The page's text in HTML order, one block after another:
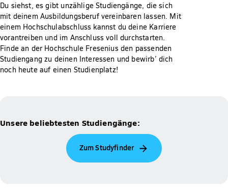
Du siehst, es gibt unzählige Studiengänge, die sich
mit deinem Ausbildungsberuf vereinbaren lassen. Mit
einem Hochschulabschluss kannst du deine Karriere
vorantreiben und im Anschluss voll durchstarten.
Finde an der Hochschule Fresenius den passenden
Studiengang zu deinen Interessen und bewirb’ dich
noch heute auf einen Studienplatz!
Unsere beliebtesten Studiengänge:
Zum Studyfinder